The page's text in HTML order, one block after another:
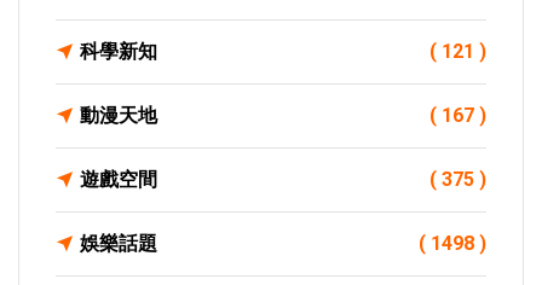
科學新知 ( 121 )
動漫天地 ( 167 )
遊戲空間 ( 375 )
娛樂話題 ( 1498 )